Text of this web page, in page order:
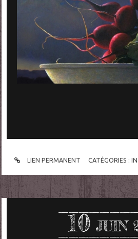
LIEN PERMANENT CATÉGORIES :
10 JUIN